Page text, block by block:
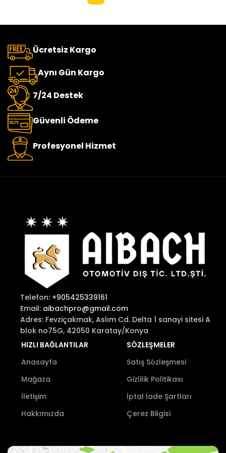
Ücretsiz Kargo
Aynı Gün Kargo
7/24 Destek
Güvenli Ödeme
Profesyonel Hizmet
Telefon: +905425339161
Email: aibachpro@gmail.com
Adres: Fevziçakmak, Aslım Cd. Delta 1 sanayi sitesi A
blok no75G, 42050 Karatay/Konya
HIZLI BAĞLANTILAR
Anasayfa
Mağaza
İletişim
Hakkımızda
SÖZLEŞMELER
Satış Sözleşmesi
Gizlilik Politikası
İptal İade Şartları
Çerez Bilgisi